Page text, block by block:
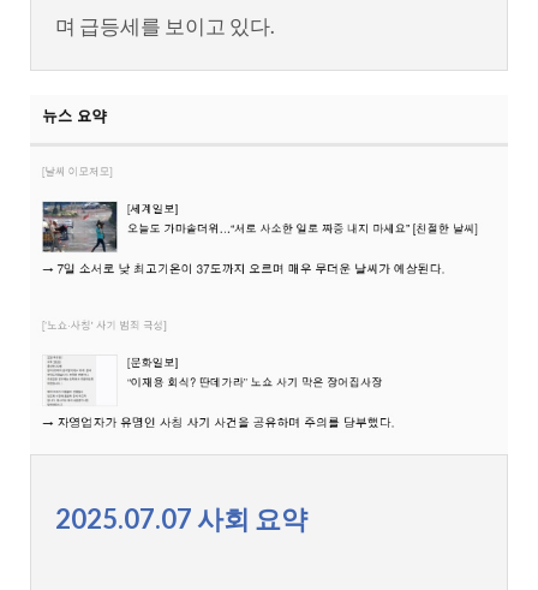
며 급등세를 보이고 있다.
2025.07.07 사회 요약